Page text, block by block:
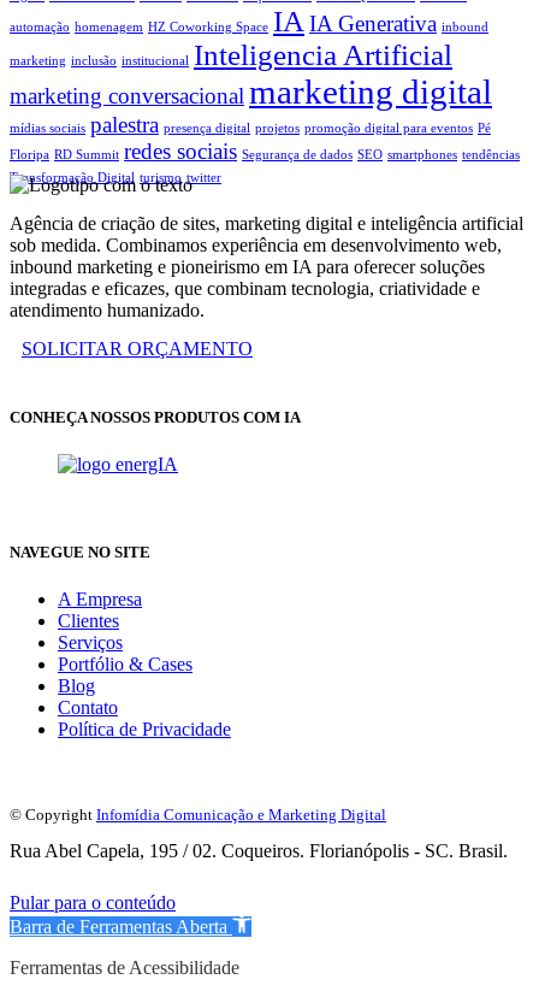
automação homenagem HZ Coworking Space IA IA Generativa inbound
marketing inclusão institucional Inteligencia Artificial
marketing conversacional marketing digital
mídias sociais palestra presença digital projetos promoção digital para eventos Pé
Floripa RD Summit redes sociais Segurança de dados SEO smartphones tendências
Transformação Digital turismo twitter
Agência de criação de sites, marketing digital e inteligência artificial
sob medida. Combinamos experiência em desenvolvimento web,
inbound marketing e pioneirismo em IA para oferecer soluções
integradas e eficazes, que combinam tecnologia, criatividade e
atendimento humanizado.
SOLICITAR ORÇAMENTO
CONHEÇA NOSSOS PRODUTOS COM IA
NAVEGUE NO SITE
A Empresa
Clientes
Serviços
Portfólio & Cases
Blog
Contato
Política de Privacidade
© Copyright Infomídia Comunicação e Marketing Digital
Rua Abel Capela, 195 / 02. Coqueiros. Florianópolis - SC. Brasil.
Pular para o conteúdo
Barra de Ferramentas Aberta
Ferramentas de Acessibilidade